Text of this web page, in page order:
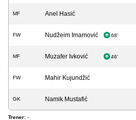
MF Anel Hasić
FW Nudžeim Imamović 68'
MF Muzafer Ivković 46'
FW Mahir Kujundžić
GK Namik Mustafić
Trener: -